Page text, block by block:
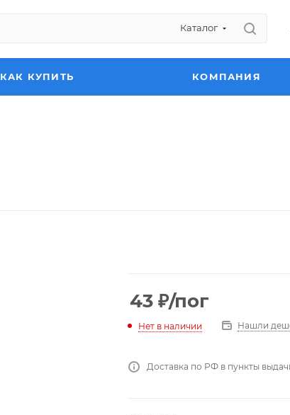
Каталог
КАК КУПИТЬ КОМПАНИЯ
43 ₽/пог
Нет в наличии Нашли
Доставка по РФ в пункты